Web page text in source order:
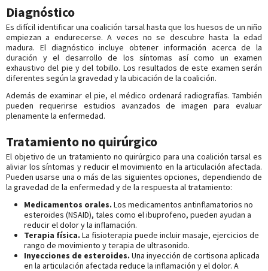
Diagnóstico
Es difícil identificar una coalición tarsal hasta que los huesos de un niño
empiezan a endurecerse. A veces no se descubre hasta la edad
madura. El diagnóstico incluye obtener información acerca de la
duración y el desarrollo de los síntomas así como un examen
exhaustivo del pie y del tobillo. Los resultados de este examen serán
diferentes según la gravedad y la ubicación de la coalición.
Además de examinar el pie, el médico ordenará radiografías. También
pueden requerirse estudios avanzados de imagen para evaluar
plenamente la enfermedad.
Tratamiento no quirúrgico
El objetivo de un tratamiento no quirúrgico para una coalición tarsal es
aliviar los síntomas y reducir el movimiento en la articulación afectada.
Pueden usarse una o más de las siguientes opciones, dependiendo de
la gravedad de la enfermedad y de la respuesta al tratamiento:
Medicamentos orales. Los medicamentos antinflamatorios no
esteroides (NSAID), tales como el ibuprofeno, pueden ayudan a
reducir el dolor y la inflamación.
Terapia física. La fisioterapia puede incluir masaje, ejercicios de
rango de movimiento y terapia de ultrasonido.
Inyecciones de esteroides. Una inyección de cortisona aplicada
en la articulación afectada reduce la inflamación y el dolor. A